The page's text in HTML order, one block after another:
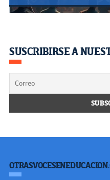
SUSCRIBIRSE A